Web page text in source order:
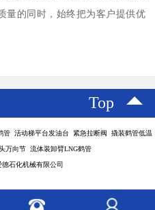
量的同时，始终把为客户提供优
Top
活动梯平台发油台 紧急拉断阀 撬装鹤管低温
万向节 流体装卸臂LNG鹤管
石化机械有限公司